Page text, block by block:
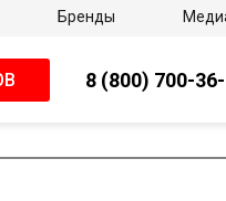
Бренды
8 (800) 700-